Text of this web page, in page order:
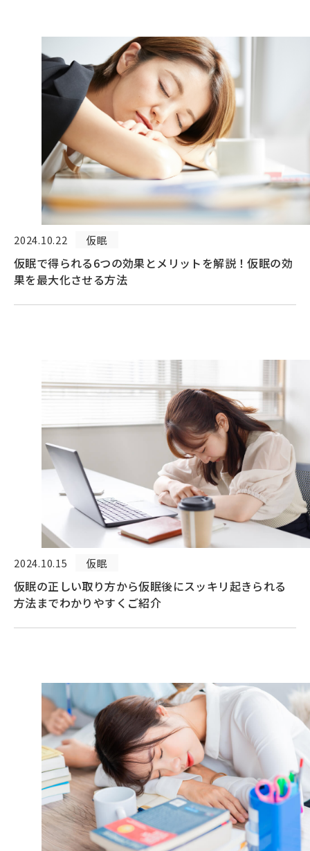
2024.10.22 仮眠
仮眠で得られる6つの効果とメリットを解説！仮眠の効
果を最大化させる方法
2024.10.15 仮眠
仮眠の正しい取り方から仮眠後にスッキリ起きられる
方法までわかりやすくご紹介